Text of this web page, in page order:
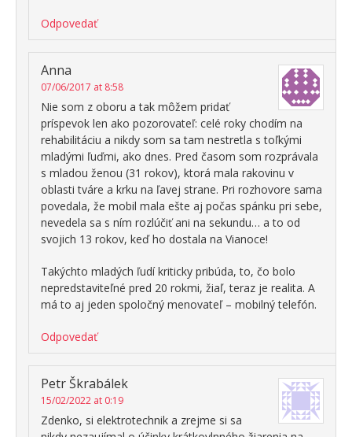
Odpovedať
Anna
07/06/2017 at 8:58
Nie som z oboru a tak môžem pridať
príspevok len ako pozorovateľ: celé roky chodím na
rehabilitáciu a nikdy som sa tam nestretla s toľkými
mladými ľuďmi, ako dnes. Pred časom som rozprávala
s mladou ženou (31 rokov), ktorá mala rakovinu v
oblasti tváre a krku na ľavej strane. Pri rozhovore sama
povedala, že mobil mala ešte aj počas spánku pri sebe,
nevedela sa s ním rozlúčiť ani na sekundu… a to od
svojich 13 rokov, keď ho dostala na Vianoce!
Takýchto mladých ľudí kriticky pribúda, to, čo bolo
nepredstaviteľné pred 20 rokmi, žiaľ, teraz je realita. A
má to aj jeden spoločný menovateľ – mobilný telefón.
Odpovedať
Petr Škrabálek
15/02/2022 at 0:19
Zdenko, si elektrotechnik a zrejme si sa